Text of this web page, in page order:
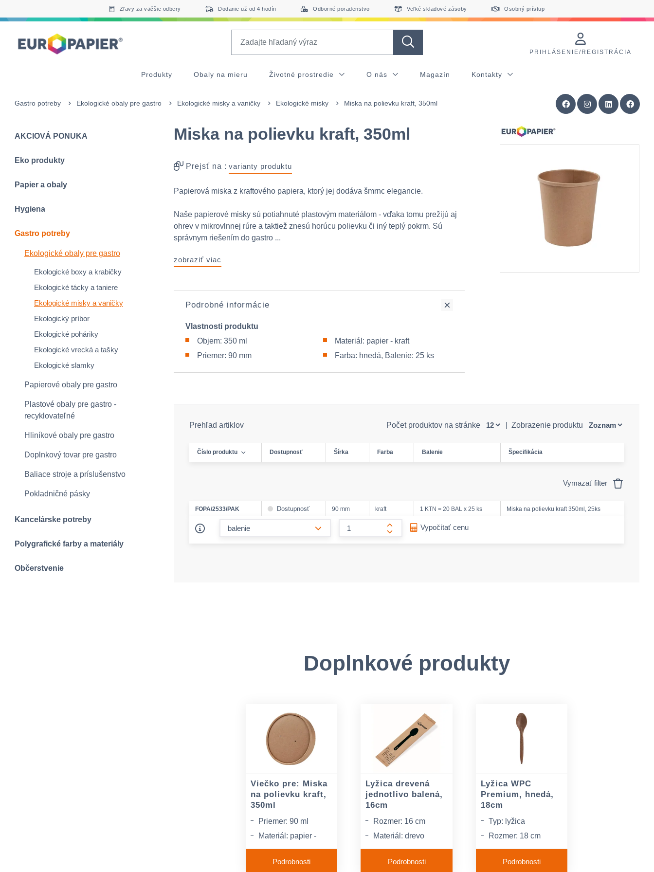
Zľavy za väčšie odbery Dodanie už od 4 hodín Odborné poradenstvo Veľké skladové zásoby Osobný prístup
PRIHLÁSENIE/REGISTRÁCIA
Produkty Obaly na mieru Životné prostredie O nás Magazín Kontakty
Gastro potreby Ekologické obaly pre gastro Ekologické misky a vaničky Ekologické misky Miska na polievku kraft, 350ml
AKCIOVÁ PONUKA
Eko produkty
Papier a obaly
Hygiena
Gastro potreby
Ekologické obaly pre gastro
Ekologické boxy a krabičky
Ekologické tácky a taniere
Ekologické misky a vaničky
Ekologický príbor
Ekologické poháriky
Ekologické vrecká a tašky
Ekologické slamky
Papierové obaly pre gastro
Plastové obaly pre gastro -
recyklovateľné
Hliníkové obaly pre gastro
Doplnkový tovar pre gastro
Baliace stroje a príslušenstvo
Pokladničné pásky
Kancelárske potreby
Polygrafické farby a materiály
Občerstvenie
Miska na polievku kraft, 350ml
Prejsť na : varianty produktu
Papierová miska z kraftového papiera, ktorý jej dodáva šmrnc elegancie.
Naše papierové misky sú potiahnuté plastovým materiálom - vďaka tomu prežijú aj
ohrev v mikrovlnnej rúre a taktiež znesú horúcu polievku či iný teplý pokrm. Sú
správnym riešením do gastro ...
zobraziť viac
Podrobné informácie
Vlastnosti produktu
Objem: 350 ml
Priemer: 90 mm
Materiál: papier - kraft
Farba: hnedá, Balenie: 25 ks
Prehľad artiklov Počet produktov na stránke Zobrazenie produktu
Číslo produktu Dostupnosť Šírka Farba Balenie Špecifikácia
Vymazať filter
FOPA/2533/PAK Dostupnosť 90 mm kraft 1 KTN = 20 BAL x 25 ks Miska na polievku kraft 350ml, 25ks
form.increase-amount
Vypočítať cenu
Doplnkové produkty
Viečko pre: Miska
na polievku kraft,
350ml
Priemer: 90 ml
Materiál: papier -
kraft
Farba: hnedá
Podrobnosti
Lyžica drevená
jednotlivo balená,
16cm
Rozmer: 16 cm
Materiál: drevo
Farba: prírodná
Podrobnosti
Lyžica WPC
Premium, hnedá,
18cm
Typ: lyžica
Rozmer: 18 cm
Materiál: wpc (drevo
+ polymér)
Podrobnosti